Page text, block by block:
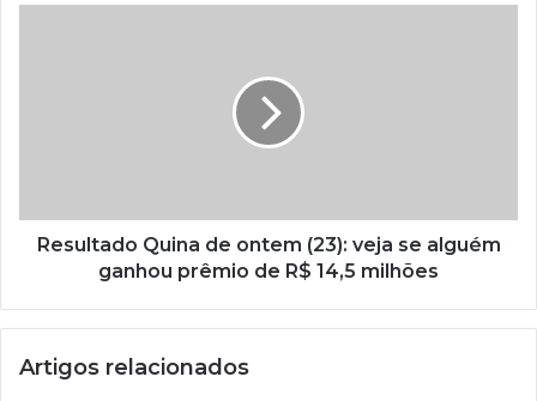
Resultado Quina de ontem (23): veja se alguém
ganhou prêmio de R$ 14,5 milhões
Artigos relacionados